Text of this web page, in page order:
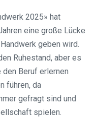
2025» hat
eine große Lücke
geben wird.
Ruhestand, aber es
Beruf erlernen
führen, da
gefragt sind und
spielen.